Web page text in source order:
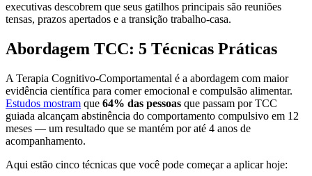
executivas descobrem que seus gatilhos principais são reuniões
tensas, prazos apertados e a transição trabalho-casa.
Abordagem TCC: 5 Técnicas Práticas
A Terapia Cognitivo-Comportamental é a abordagem com maior
evidência científica para comer emocional e compulsão alimentar.
Estudos mostram que 64% das pessoas que passam por TCC
guiada alcançam abstinência do comportamento compulsivo em 12
meses — um resultado que se mantém por até 4 anos de
acompanhamento.
Aqui estão cinco técnicas que você pode começar a aplicar hoje: